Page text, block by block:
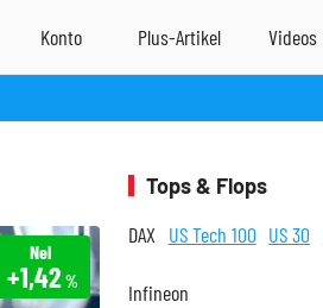
Nel
+1,42%
Tops & Flops
DAX US Tech 100 US 30
Infineon